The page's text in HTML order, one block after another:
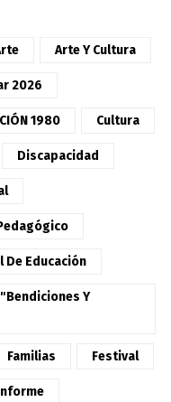
Arte Y Cultura
2026
1980 Cultura
Discapacidad
De Educación
Y
Familias Festival